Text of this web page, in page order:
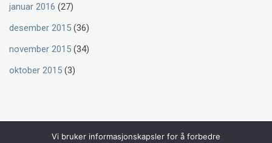
januar 2016 (27)
desember 2015 (36)
november 2015 (34)
oktober 2015 (3)
Vi bruker informasjonskapsler for å forbedre